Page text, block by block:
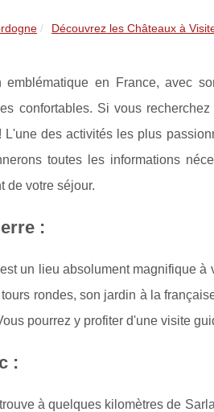
Découvrez les Châteaux à
emblématique en France, avec
confortables. Si vous
L'une des activités les plus
toutes les informations
de votre séjour.
:
un lieu absolument magnifique
rondes, son jardin à la
pourrez y profiter d'une visite
:
à quelques kilomètres de